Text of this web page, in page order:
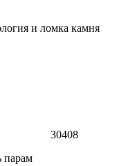
и ломка камня
30408